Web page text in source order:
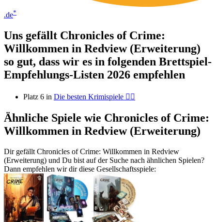
.de*
Uns gefällt Chronicles of Crime:
Willkommen in Redview (Erweiterung)
so gut, dass wir es in folgenden Brettspiel-
Empfehlungs-Listen 2026 empfehlen
Platz 6 in Die besten Krimispiele 🕵️‍♀️
Ähnliche Spiele wie Chronicles of Crime:
Willkommen in Redview (Erweiterung)
Dir gefällt Chronicles of Crime: Willkommen in Redview
(Erweiterung) und Du bist auf der Suche nach ähnlichen Spielen?
Dann empfehlen wir dir diese Gesellschaftsspiele: